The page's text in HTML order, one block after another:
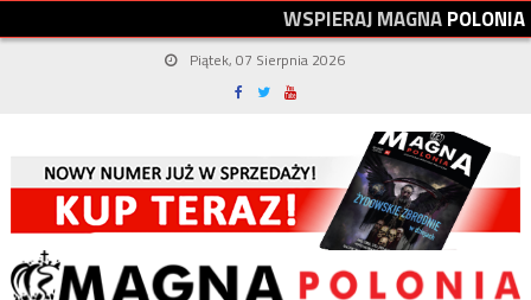
WSPIERAJMAGNAPOLONIA
Piątek, 07 Sierpnia 2026